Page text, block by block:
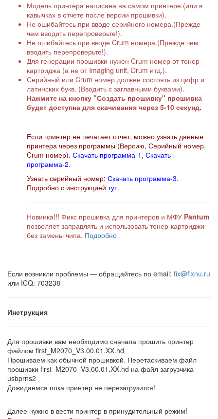
Модель принтера написана на самом принтере.(или в
кавычках в отчете после версии прошивки).
Не ошибайтесь при вводе серийного номера.(Прежде
чем вводить перепроверьте!).
Не ошибайтесь при вводе Crum номера.(Прежде чем
вводить перепроверьте!).
Для генерации прошивки нужен Crum номер от тонер
картриджа (а не от Imaging unit, Drum итд.).
Серийный или Crum номер должен состоять из цифр и
латинских букв. (Вводить с заглавными буквами).
Нажмите на кнопку "Создать прошивку" прошивка
будет доступна для скачивания через 5-10 секунд.
Если принтер не печатает отчет, можно узнать данные
принтера через программы (Версию, Серийный номер,
Crum номер). Скачать программа-1 , Скачать
программа-2.
Узнать серийный номер: Скачать программа-3.
Подробно с инструкцией тут.
Новинка!!! Фикс прошивка для принтеров и МФУ Pantum
позволяет заправлять и использовать тонер-картриджи
без замены чипа. Подробно
Если возникли проблемы — обращайтесь по email: fix@fixnu.ru
или ICQ: 703238
Инструкция
Для прошивки вам необходимо сначала прошить принтер
файлом first_M2070_V3.00.01.XX.hd
Прошиваем как обычной прошивкой. Перетаскиваем файл
прошивки first_M2070_V3.00.01.XX.hd на файл загрузчика
usbprns2
Дожидаемся пока принтер не перезагрузится!
Далее нужно в вести принтер в принудительный режим!